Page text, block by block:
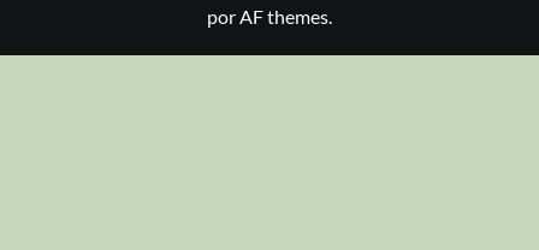
por AF themes.